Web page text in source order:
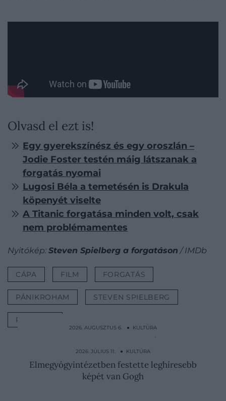
Olvasd el ezt is!
Egy gyerekszínész és egy oroszlán –
Jodie Foster testén máig látszanak a
forgatás nyomai
Lugosi Béla a temetésén is Drakula
köpenyét viselte
A Titanic forgatása minden volt, csak
nem problémamentes
Nyitókép: Steven Spielberg a forgatáson / IMDb
CÁPA FILM FORGATÁS
PÁNIKROHAM STEVEN SPIELBERG
RENDEZŐ
2026. AUGUSZTUS 6. ● KULTÚRA
17 gyermeket veszített el: rémálom volt
Nagy-Britannia első…
2026. JÚLIUS 11. ● KULTÚRA
Elmegyógyintézetben festette leghíresebb
képét van Gogh